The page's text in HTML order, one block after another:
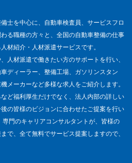
士を中心に、自動車検査員、サービスフロ
る職種の方々と、全国の自動車整備の仕事
材紹介・人材派遣サービスです。
人材派遣で働きたい方のサポートを行い、
ディーラー、整備工場、ガソリンスタン
メーカーなど多様な求人をご紹介します。
ど福利厚生だけでなく、法人内部の詳しい
の皆様のビジョンに合わせたご提案を行い
門のキャリアコンサルタントが、皆様の
で、全て無料でサービス提案しますので、